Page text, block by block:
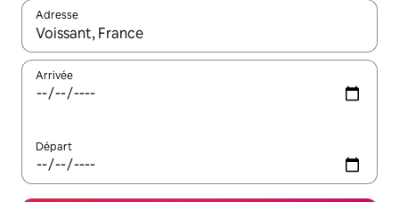
Adresse
Lorsque les résultats s'affichent, utilisez les flèches vers le
Arrivée
Départ